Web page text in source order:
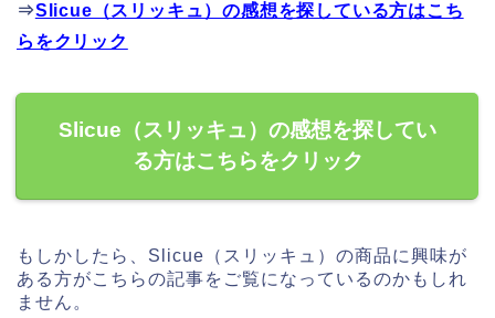
⇒Slicue（スリッキュ）の感想を探している方はこち
らをクリック
Slicue（スリッキュ）の感想を探してい
る方はこちらをクリック
もしかしたら、Slicue（スリッキュ）の商品に興味が
ある方がこちらの記事をご覧になっているのかもしれ
ません。